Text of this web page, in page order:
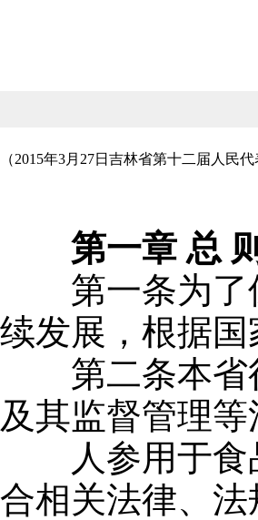
（2015年3月27日吉林省第十二届人民
第一章 总 则
第一条为了保
续发展，根据
第二条本省行
及其监督管理
人参用于食品
合相关法律、